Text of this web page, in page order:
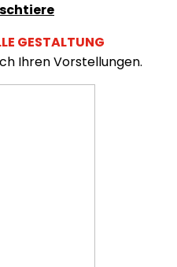
GESTALTUNG
Ihren Vorstellungen.